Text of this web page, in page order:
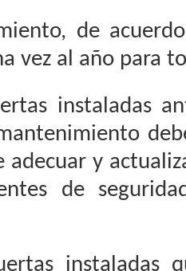
de
vez al año para
instaladas
adecuar y
de
instaladas